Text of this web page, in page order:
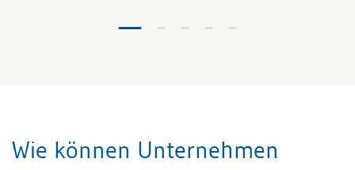
Wie können Unternehmen